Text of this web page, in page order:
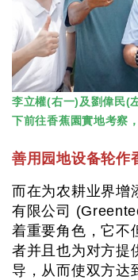
李立權(右一)及劉偉民(
下前往香蕉園實地考察
善用园地设备轮作
而在为农耕业界增
有限公司
着重要角色，它不
者并且也为对方提
导，从而使双方